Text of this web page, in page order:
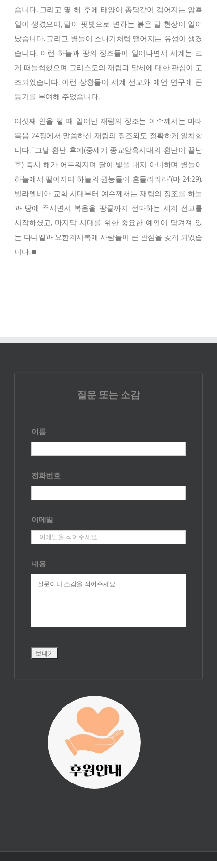
습니다. 그리고 몇 해 후에 태양이 총담같이 검어지는 암흑
일이 생겼으며, 달이 핏빛으로 변하는 붉은 달 현상이 일어
났습니다. 그리고 별들이 소나기처럼 떨어지는 유성이 생겼
습니다. 이런 하늘과 땅의 징조들이 일어나면서 세계는 크
게 떠들썩했으며 그리스도의 재림과 말세에 대한 관심이 고
조되었습니다. 이런 상황들이 세계 선교와 예언 연구에 큰
동기를 부여해 주었습니다.
여섯째 인을 뗄 때 일어난 재림의 징조는 예수께서는 마태
복음 24장에서 말씀하신 재림의 징조와도 정확하게 일치합
니다. “그날 환난 후에(중세기 종교암흑시대의 환난이 끝난
후) 즉시 해가 어두워지며 달이 빛을 내지 아니하며 별들이
하늘에서 떨어지며 하늘의 권능들이 흔들리리라”(마 24:29).
빌라델비아 교회 시대부터 예수께서는 재림의 징조를 하늘
과 땅에 주시면서 복음을 땅끝까지 전파하는 세계 선교를
시작하셨고, 마지막 시대를 위한 중요한 예언이 담겨져 있
는 다니엘과 요한계시록에 사람들이 큰 관심을 갖게 되었습
니다. ■
질문 또는 소감
이름
전화번호
이메일
내용
진리횃불 사역은
여러분의 후원으
로 이루어집니다.